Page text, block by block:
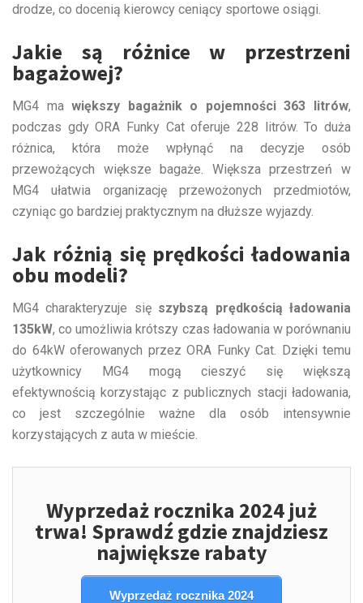
drodze, co docenią kierowcy ceniący sportowe osiągi.
Jakie są różnice w przestrzeni
bagażowej?
MG4 mawiększy bagażnik o pojemności 363 litrów,
podczas gdy ORA Funky Cat oferuje 228 litrów. To duża
różnica, która może wpłynąć na decyzje osób
przewożących większe bagaże. Większa przestrzeń w
MG4 ułatwia organizację przewożonych przedmiotów,
czyniąc go bardziej praktycznym na dłuższe wyjazdy.
Jak różnią się prędkości ładowania
obu modeli?
MG4 charakteryzuje się szybszą prędkością ładowania
135kW, co umożliwia krótszy czas ładowania w porównaniu
do 64kW oferowanych przez ORA Funky Cat. Dzięki temu
użytkownicy MG4 mogą cieszyć się większą
efektywnością korzystając z publicznych stacji ładowania,
co jest szczególnie ważne dla osób intensywnie
korzystających z auta w mieście.
Wyprzedaż rocznika 2024 już
trwa! Sprawdź gdzie znajdziesz
największe rabaty
Wyprzedaż rocznika 2024